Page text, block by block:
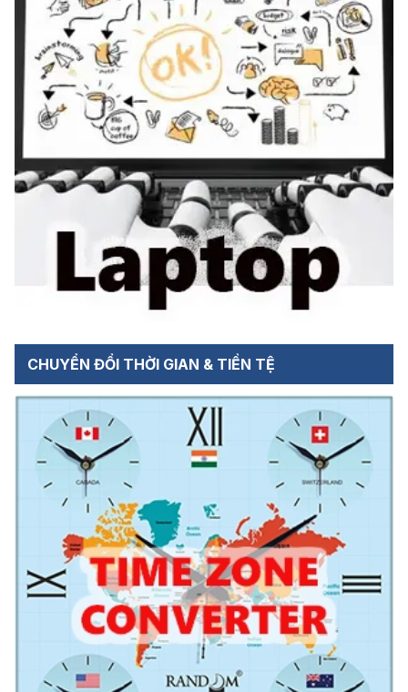
CHUYỂN ĐỔI THỜI GIAN & TIỀN TỆ